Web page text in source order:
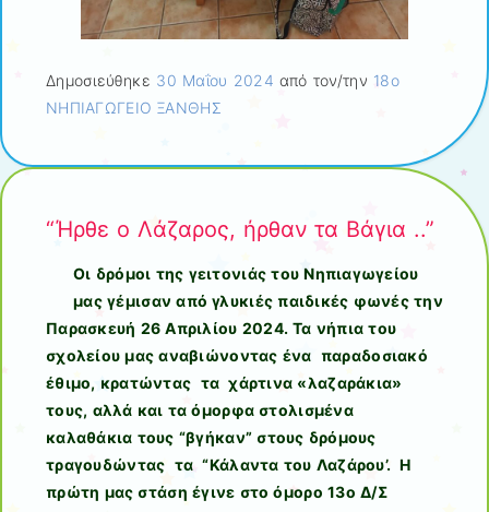
Δημοσιεύθηκε 30 Μαΐου 2024 από τον/την 18ο
ΝΗΠΙΑΓΩΓΕΙΟ ΞΑΝΘΗΣ
“Ήρθε ο Λάζαρος, ήρθαν τα Βάγια ..”
Οι δρόμοι της γειτονιάς του Νηπιαγωγείου
μας γέμισαν από γλυκιές παιδικές φωνές την
Παρασκευή 26 Απριλίου 2024. Τα νήπια του
σχολείου μας αναβιώνοντας ένα παραδοσιακό
έθιμο, κρατώντας τα χάρτινα «λαζαράκια»
τους, αλλά και τα όμορφα στολισμένα
καλαθάκια τους “βγήκαν” στους δρόμους
τραγουδώντας τα “Κάλαντα του Λαζάρου’. Η
πρώτη μας στάση έγινε στο όμορο 13ο Δ/Σ